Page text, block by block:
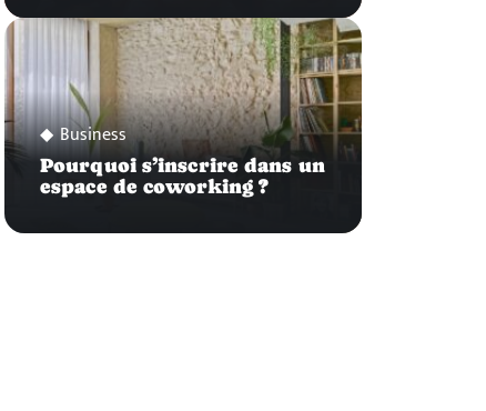
Business
Pourquoi s’inscrire dans un
espace de coworking ?